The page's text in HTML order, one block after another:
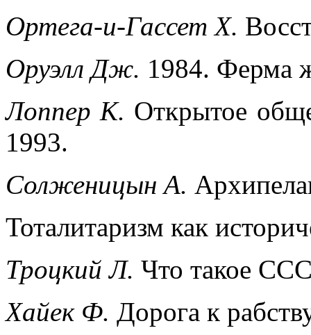
Ортега-и-Гассет X.
Оруэлл Дж. 1984. Ферма
Лоппер К. Открытое
1993.
Солженицын А.
Тоталитаризм как
Троцкий Л. Что такое
Хайек Ф. Дорога к